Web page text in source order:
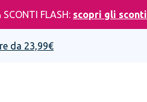
SCONTI FLASH: scopri gli sconti
da 23,99€